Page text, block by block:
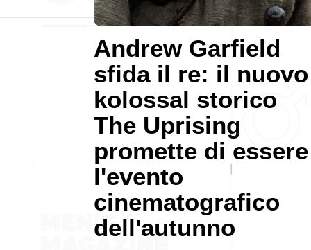
Andrew Garfield
sfida il re: il nuovo
kolossal storico
The Uprising
promette di essere
l'evento
cinematografico
dell'autunno